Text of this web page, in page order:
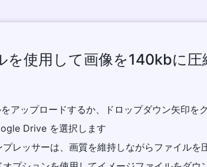
を使用して画像を140kbに圧
アップロードするか、ドロップダウン矢印を
Drive を選択します
レッサーは、画質を維持しながらファイルを